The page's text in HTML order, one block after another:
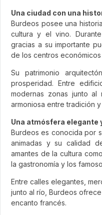
Una ciudad con una
Burdeos posee una
cultura y el vino.
gracias a su importante
de los centros
Su patrimonio
prosperidad. Entre
modernas zonas junto
armoniosa entre tradición
Una atmósfera elegante
Burdeos es conocida por
animadas y su calidad
amantes de la cultura
la gastronomía y los
Entre calles elegantes,
junto al río, Burdeos
encanto francés.